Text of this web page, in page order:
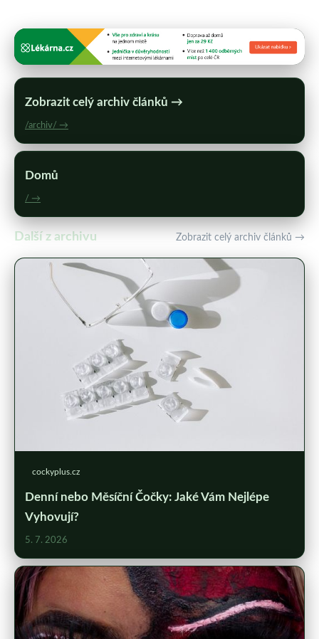
Zobrazit celý archiv článků →
/archiv/ →
Domů
/ →
Další z archivu Zobrazit celý archiv článků →
cockyplus.cz
Denní nebo Měsíční Čočky: Jaké Vám Nejlépe
Vyhovují?
5. 7. 2026